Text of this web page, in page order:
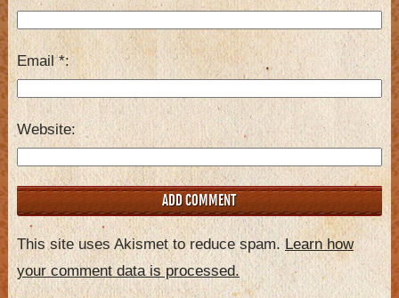
Email*
Website
This site uses Akismet to reduce spam.Learn how
your comment data is processed.